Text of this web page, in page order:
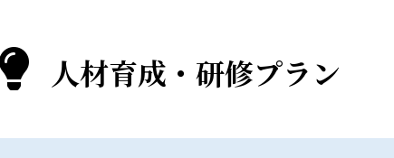
人材育成・研修プラン